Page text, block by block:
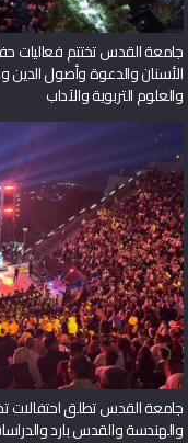
جامعة القدس تختتم فعاليات
الأسنان والدعوة وأصول الدين
والعلوم التربوية والآداب
جامعة القدس تطلق احتفالات
والهندسة والقدس بارد